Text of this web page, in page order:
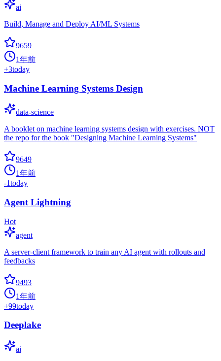
ai
Build, Manage and Deploy AI/ML Systems
9659
1年前
+3today
Machine Learning Systems Design
data-science
A booklet on machine learning systems design with exercises. NOT
the repo for the book "Designing Machine Learning Systems"
9649
1年前
-1today
Agent Lightning
Hot
agent
A server-client framework to train any AI agent with rollouts and
feedbacks
9493
1年前
+99today
Deeplake
ai